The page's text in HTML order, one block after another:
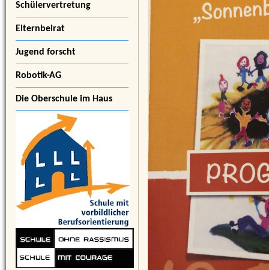
Schülervertretung
Elternbeirat
Jugend forscht
Robotik-AG
Die Oberschule im Haus